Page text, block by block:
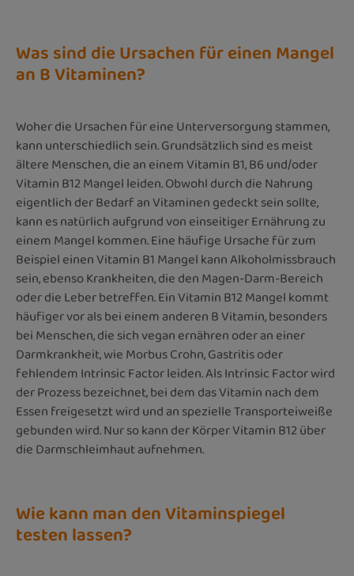
Was sind die Ursachen für einen Mangel
an B Vitaminen?
Woher die Ursachen für eine Unterversorgung stammen,
kann unterschiedlich sein. Grundsätzlich sind es meist
ältere Menschen, die an einem Vitamin B1, B6 und/oder
Vitamin B12 Mangel leiden. Obwohl durch die Nahrung
eigentlich der Bedarf an Vitaminen gedeckt sein sollte,
kann es natürlich aufgrund von einseitiger Ernährung zu
einem Mangel kommen. Eine häufige Ursache für zum
Beispiel einen Vitamin B1 Mangel kann Alkoholmissbrauch
sein, ebenso Krankheiten, die den Magen-Darm-Bereich
oder die Leber betreffen. Ein Vitamin B12 Mangel kommt
häufiger vor als bei einem anderen B Vitamin, besonders
bei Menschen, die sich vegan ernähren oder an einer
Darmkrankheit, wie Morbus Crohn, Gastritis oder
fehlendem Intrinsic Factor leiden. Als Intrinsic Factor wird
der Prozess bezeichnet, bei dem das Vitamin nach dem
Essen freigesetzt wird und an spezielle Transporteiweiße
gebunden wird. Nur so kann der Körper Vitamin B12 über
die Darmschleimhaut aufnehmen.
Wie kann man den Vitaminspiegel
testen lassen?